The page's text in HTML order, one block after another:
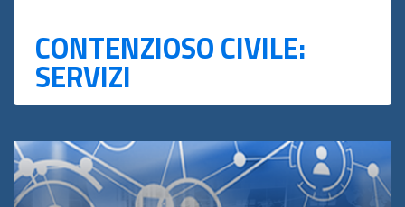
CONTENZIOSO CIVILE:
SERVIZI